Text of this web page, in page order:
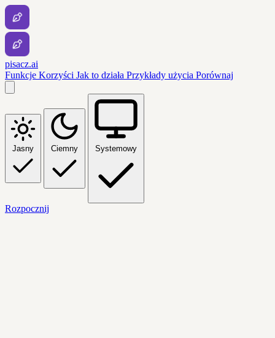
pisacz.ai
Funkcje Korzyści Jak to działa Przykłady użycia Porównaj
Jasny Ciemny Systemowy
Rozpocznij